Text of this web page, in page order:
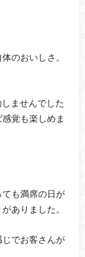
のおいしさ。
ませんでした
覚も楽しめま
も満席の日が
ありました。
でお客さんが